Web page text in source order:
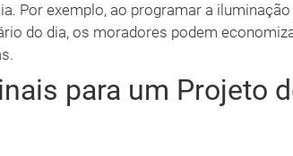
Por exemplo, ao programar a
do dia, os moradores podem
para um Projeto